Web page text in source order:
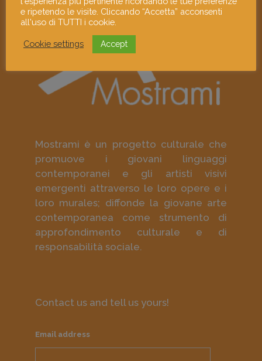
Mostrami è un progetto culturale che
promuove i giovani linguaggi
contemporanei e gli artisti visivi
emergenti attraverso le loro opere e i
loro murales; diffonde la giovane arte
contemporanea come strumento di
approfondimento culturale e di
responsabilità sociale.
Contact us and tell us yours!
Email address
e ripetendo le visite. Cliccando “Accetta” acconsenti
all'uso di TUTTI i cookie.
Cookie settings Accept